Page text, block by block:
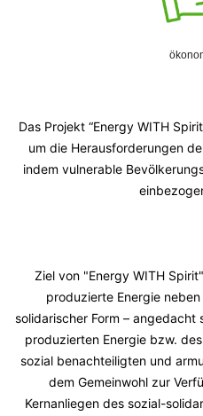
Das Projekt “Energy WITH
um die Herausforderungen
indem vulnerable
Ziel von "Energy WITH
produzierte Energie
solidarischer Form –
produzierten Energie bzw.
sozial benachteiligten und
dem Gemeinwohl zur
Kernanliegen des sozial-